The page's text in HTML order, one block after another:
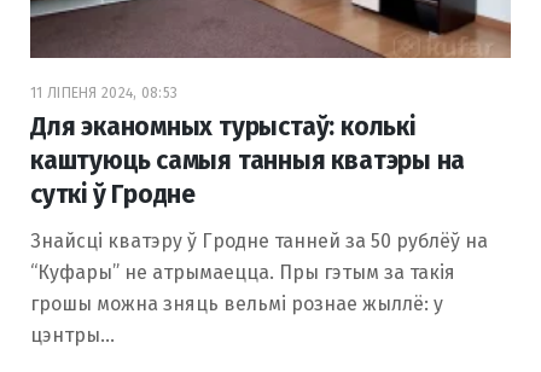
11 ЛІПЕНЯ 2024, 08:53
Для эканомных турыстаў: колькі
каштуюць самыя танныя кватэры на
суткі ў Гродне
Знайсці кватэру ў Гродне танней за 50 рублёў на
“Куфары” не атрымаецца. Пры гэтым за такія
грошы можна зняць вельмі рознае жыллё: у
цэнтры…